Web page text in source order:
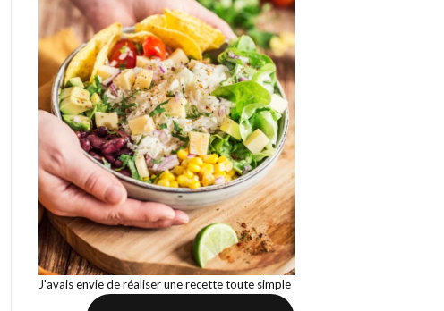
J'avais envie de réaliser une recette toute simple